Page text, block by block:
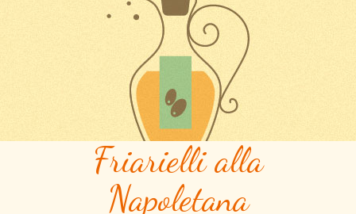
Friarielli alla
Napoletana